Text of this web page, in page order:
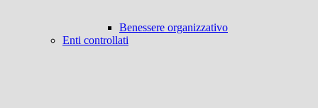
Benessere organizzativo
Enti controllati